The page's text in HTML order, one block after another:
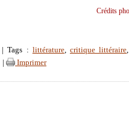
Crédits
| Tags : littérature, critique littéraire
Imprimer